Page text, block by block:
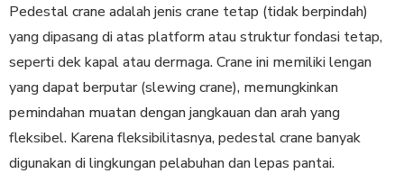
Pedestal crane adalah jenis crane tetap (tidak berpindah)
yang dipasang di atas platform atau struktur fondasi tetap,
seperti dek kapal atau dermaga. Crane ini memiliki lengan
yang dapat berputar (slewing crane), memungkinkan
pemindahan muatan dengan jangkauan dan arah yang
fleksibel. Karena fleksibilitasnya, pedestal crane banyak
digunakan di lingkungan pelabuhan dan lepas pantai.